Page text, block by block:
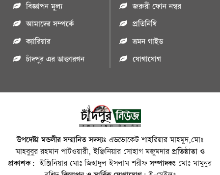
বিজ্ঞাপন মুল্য
আমাদের সম্পর্কে
ক্যারিয়ার
চাঁদপুর এর ডাক্তারগন
জরুরী ফোন নম্বর
প্রতিনিধি
ভ্রমন গাইড
যোগাযোগ
উপদেষ্টা মন্ডলীর সম্মানিত সদস্যঃ এডভোকেট শাহরিয়ার মাহমুদ,মোঃ
মাহবুবুর রহমান পাটওয়ারী, ইঞ্জিনিয়ার সোহাগ মজুমদারপ্রতিষ্ঠাতা ও
প্রকাশক: ইঞ্জিনিয়ার মোঃ জিহাদুল ইসলাম শরীফসম্পাদকঃ মোঃ মামুনুর